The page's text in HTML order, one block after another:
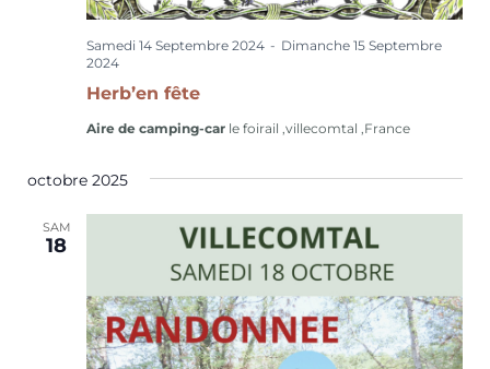
Herb’en fête
Samedi 14 Septembre 2024 - Dimanche 15 Septembre
2024
Aire de camping-car le foirail ,villecomtal ,France
octobre 2025
SAM
18